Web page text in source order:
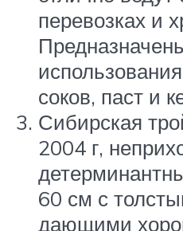
перевозках и
соков, паст и
Сибирская
2004 г,
60 см с
дающими